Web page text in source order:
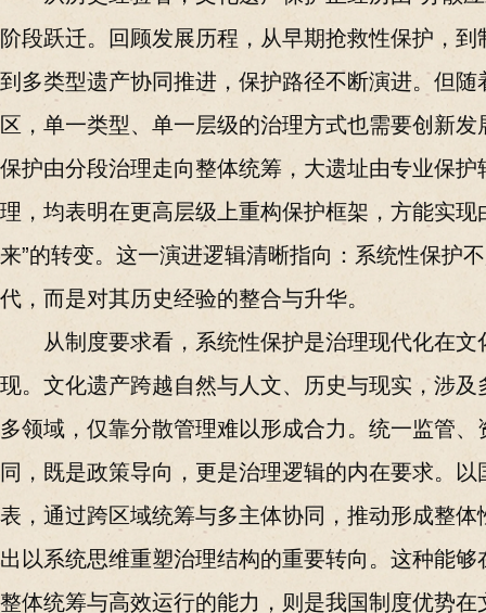
阶段跃迁。回顾发展历程，从早期抢救性保护，到
到多类型遗产协同推进，保护路径不断演进。但随
区，单一类型、单一层级的治理方式也需要创新发
保护由分段治理走向整体统筹，大遗址由专业保护
理，均表明在更高层级上重构保护框架，方能实现
来”的转变。这一演进逻辑清晰指向：系统性保护
代，而是对其历史经验的整合与升华。
从制度要求看，系统性保护是治理现代化在文
现。文化遗产跨越自然与人文、历史与现实，涉及
多领域，仅靠分散管理难以形成合力。统一监管、
同，既是政策导向，更是治理逻辑的内在要求。
表，通过跨区域统筹与多主体协同，推动形成整体
出以系统思维重塑治理结构的重要转向。这种能够
整体统筹与高效运行的能力，则是我国制度优势在